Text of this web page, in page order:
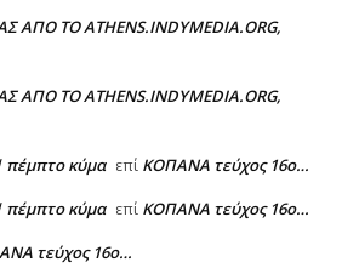
ΑΠΟ ΤΟ ATHENS.INDYMEDIA.ORG,
ΑΠΟ ΤΟ ATHENS.INDYMEDIA.ORG,
κύμα επί ΚΟΠΑΝΑ τεύχος 16ο…
κύμα επί ΚΟΠΑΝΑ τεύχος 16ο…
τεύχος 16ο…